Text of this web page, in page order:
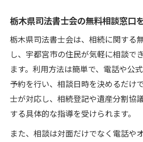
栃木県司法書士会の無料相談窓口
栃木県司法書士会は、相続に関する
し、宇都宮市の住民が気軽に相談で
ます。利用方法は簡単で、電話や公
予約を行い、相談日時を決めるだけ
士が対応し、相続登記や遺産分割協
する具体的な指導を受けられます。
また、相談は対面だけでなく電話や